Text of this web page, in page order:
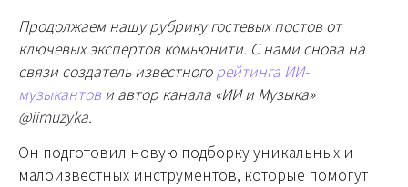
Продолжаем нашу рубрику гостевых постов от
ключевых экспертов комьюнити. С нами снова на
связи создатель известногорейтинга ИИ-
музыкантови автор канала «ИИ и Музыка»
@iimuzyka.
Он подготовил новую подборку уникальных и
малоизвестных инструментов, которые помогут